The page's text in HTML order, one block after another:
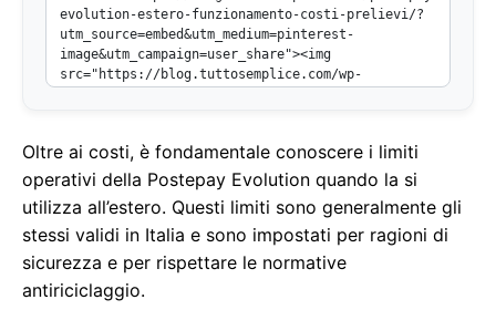
Oltre ai costi, è fondamentale conoscere i limiti
operativi della Postepay Evolution quando la si
utilizza all’estero. Questi limiti sono generalmente gli
stessi validi in Italia e sono impostati per ragioni di
sicurezza e per rispettare le normative
antiriciclaggio.